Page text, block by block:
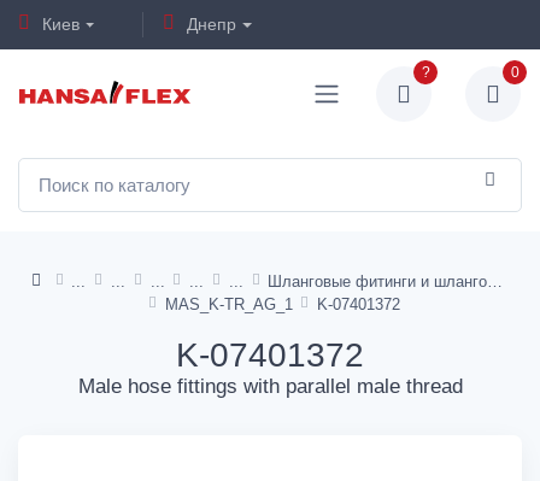
Киев Днепр
? 0
MAS_K-TR_AG_1
K-07401372
K-07401372
Male hose fittings with parallel male thread